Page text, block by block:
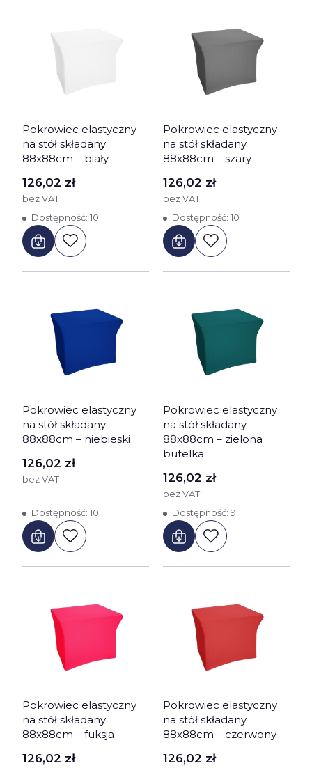
Pokrowiec elastyczny
na stół składany
88x88cm – biały
Cena
126,02 zł
bez VAT
Dostępność: 10
Pokrowiec elastyczny
na stół składany
88x88cm – szary
Cena
126,02 zł
bez VAT
Dostępność: 10
Pokrowiec elastyczny
na stół składany
88x88cm – niebieski
Cena
126,02 zł
bez VAT
Dostępność: 10
Pokrowiec elastyczny
na stół składany
88x88cm – zielona
butelka
Cena
126,02 zł
bez VAT
Dostępność: 9
Pokrowiec elastyczny
na stół składany
88x88cm – fuksja
Cena
126,02 zł
Pokrowiec elastyczny
na stół składany
88x88cm – czerwony
Cena
126,02 zł